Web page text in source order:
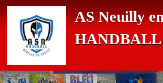
AS Neuilly
HANDBALL
Panneau de gestion des cookies